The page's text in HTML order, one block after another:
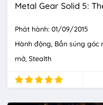
Metal Gear Solid 5:
Phát hành: 01/09/2015
Hành động Bắn súng góc
mở Stealth